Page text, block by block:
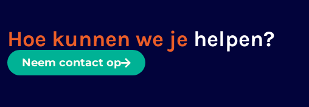
Hoe kunnen we je helpen?
Neem contact op